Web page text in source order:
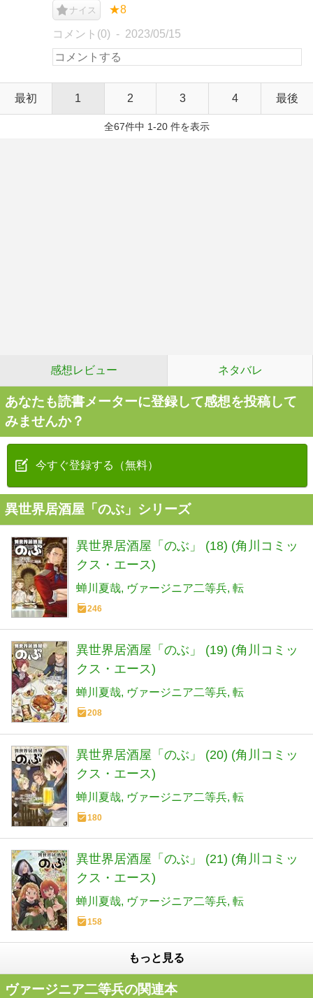
ナイス ★8
コメント(0) 2023/05/15
最初 1 2 3 4 最後
全67件中 1-20 件を表示
感想レビュー ネタバレ
あなたも読書メーターに登録して感想を投稿して
みませんか？
今すぐ登録する（無料）
異世界居酒屋「のぶ」シリーズ
異世界居酒屋「のぶ」 (18) (角川コミッ
クス・エース)
蝉川夏哉 ヴァージニア二等兵 転
246
異世界居酒屋「のぶ」 (19) (角川コミッ
クス・エース)
蝉川夏哉 ヴァージニア二等兵 転
208
異世界居酒屋「のぶ」 (20) (角川コミッ
クス・エース)
蝉川夏哉 ヴァージニア二等兵 転
180
異世界居酒屋「のぶ」 (21) (角川コミッ
クス・エース)
蝉川夏哉 ヴァージニア二等兵 転
158
もっと見る
ヴァージニア二等兵の関連本